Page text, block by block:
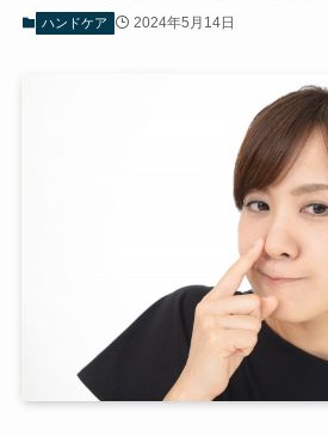
ハンドケア 2024年5月14日